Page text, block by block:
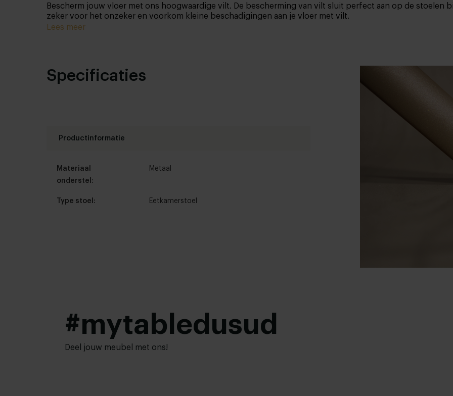
Bescherm jouw vloer met ons hoogwaardige vilt. De bescherming van vilt sluit perfect aan op de stoelen
zeker voor het onzeker en voorkom kleine beschadigingen aan je vloer met vilt.
Lees meer
Specificaties
Productinformatie
Materiaal
onderstel:
Metaal
Type stoel: Eetkamerstoel
#mytabledusud
Deel jouw meubel met ons!